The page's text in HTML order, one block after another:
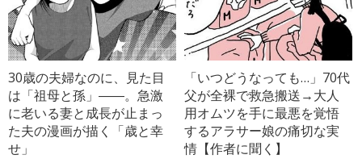
30歳の夫婦なのに、見た目
は「祖母と孫」――。急激
に老いる妻と成長が止まっ
た夫の漫画が描く「歳と幸
せ」
「いつどうなっても…」70代
父が全裸で救急搬送→大人
用オムツを手に最悪を覚悟
するアラサー娘の痛切な実
情【作者に聞く】